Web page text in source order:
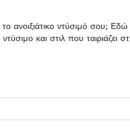
ανοιξιάτικο ντύσιμό σου;
και στιλ που ταιριάζει